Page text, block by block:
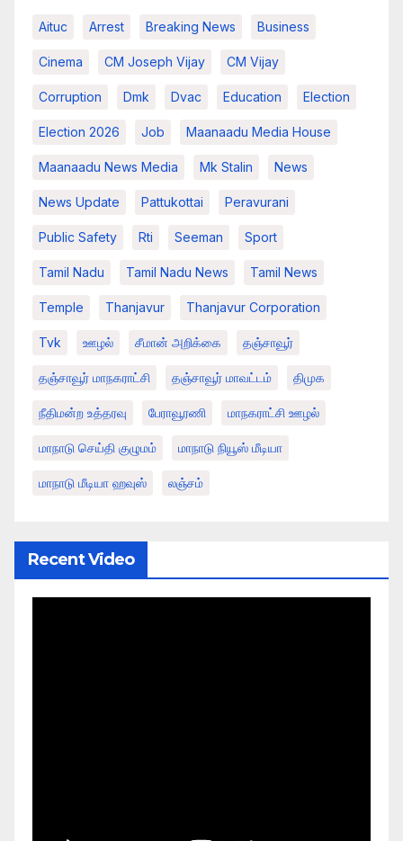
Aituc Arrest Breaking News​ Business
Cinema CM Joseph Vijay CM Vijay
Corruption Dmk Dvac Education Election
Election 2026 Job Maanaadu Media House
Maanaadu News Media Mk Stalin News
News Update Pattukottai Peravurani
Public Safety Rti Seeman Sport
Tamil Nadu Tamil Nadu News Tamil News
Temple Thanjavur Thanjavur Corporation
Tvk ஊழல் சீமான் அறிக்கை தஞ்சாவூர்
தஞ்சாவூர் மாநகராட்சி தஞ்சாவூர் மாவட்டம் திமுக
நீதிமன்ற உத்தரவு பேராவூரணி மாநகராட்சி ஊழல்
மாநாடு செய்தி குழுமம் மாநாடு நியூஸ் மீடியா
மாநாடு மீடியா ஹவுஸ் லஞ்சம்
Recent Video